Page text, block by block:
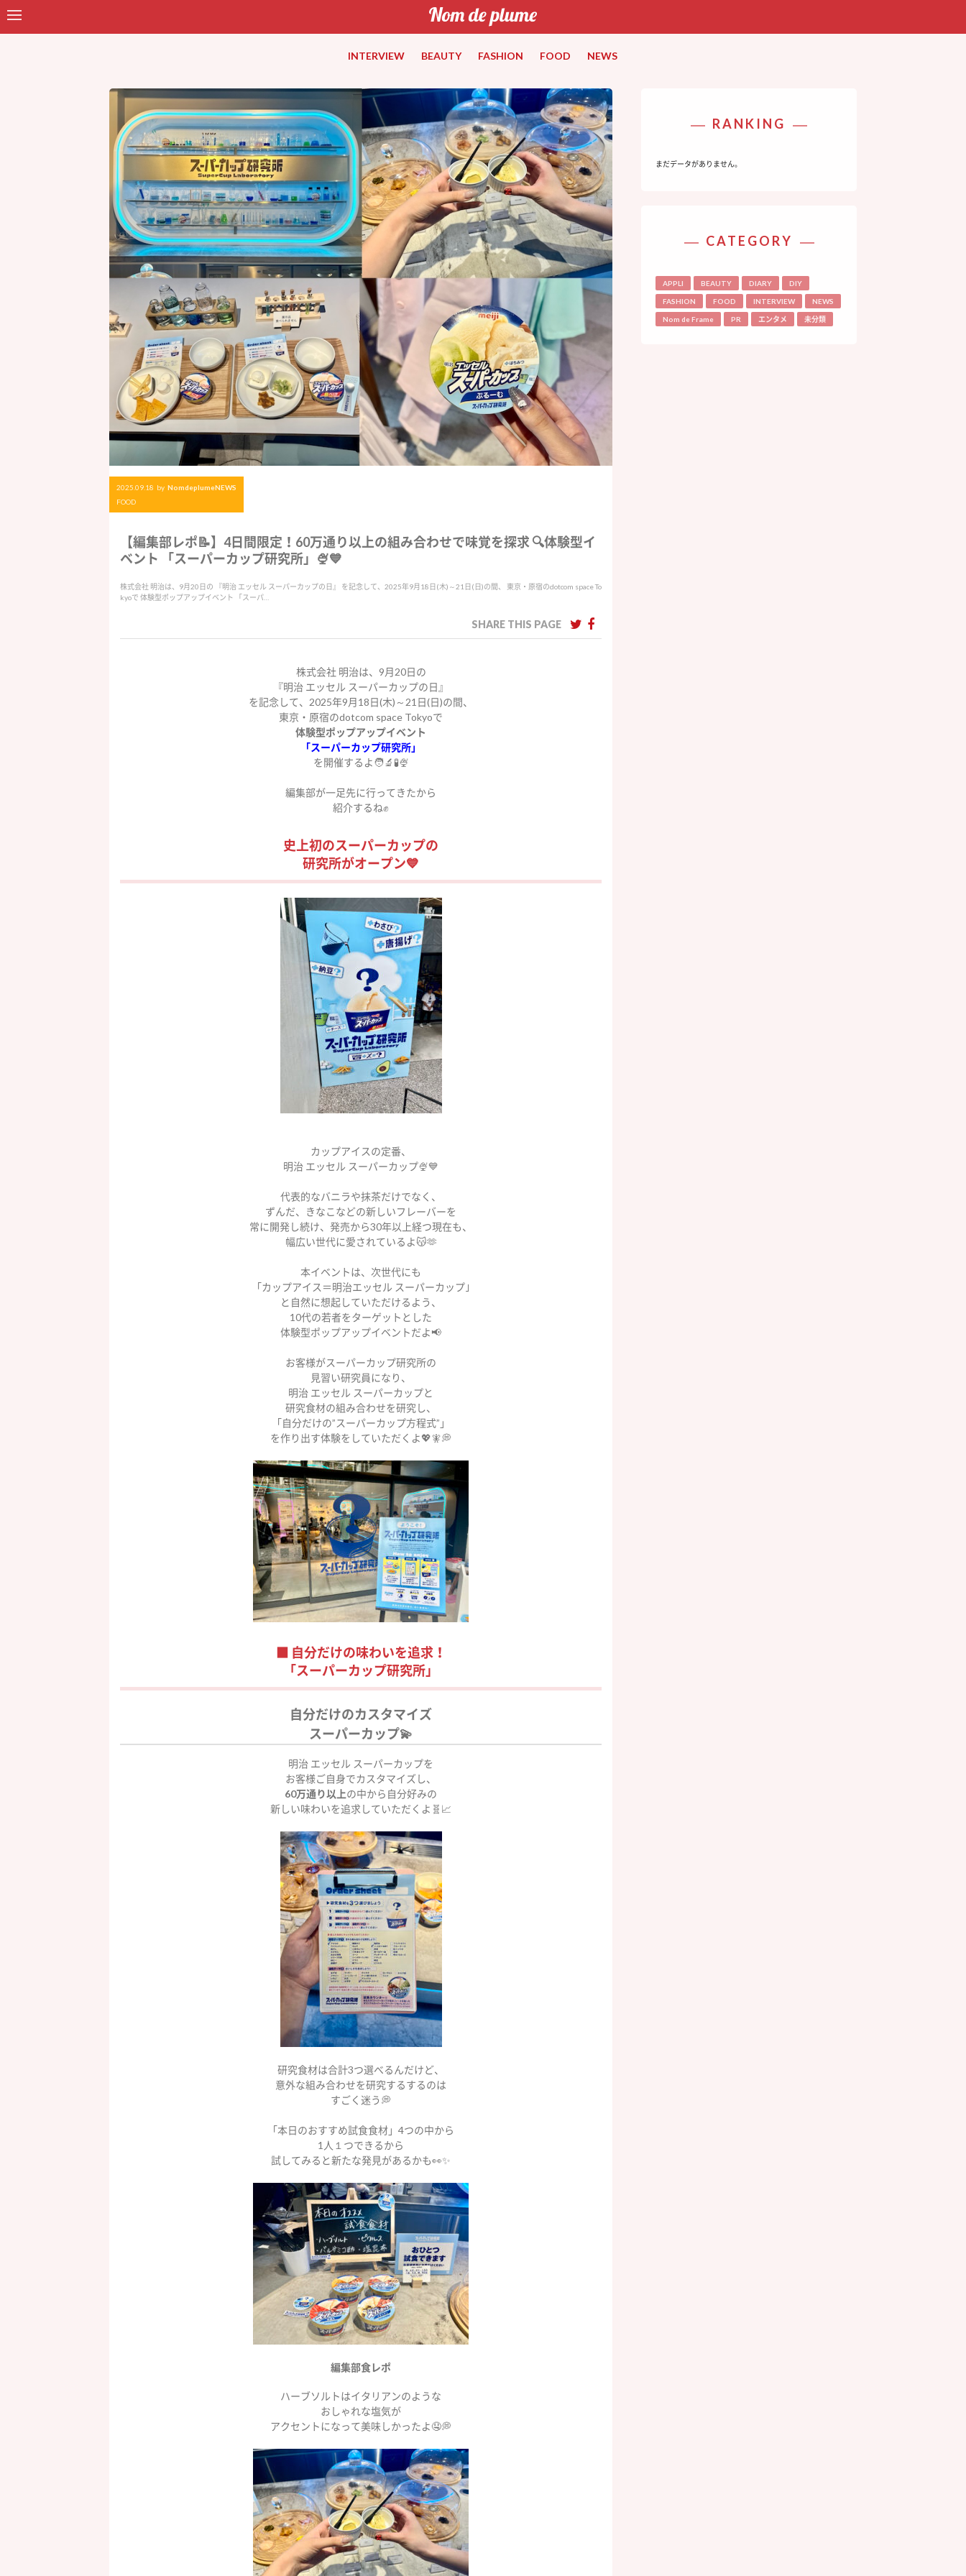
INTERVIEW BEAUTY FASHION FOOD NEWS
2025.09.18 by NomdeplumeNEWS
FOOD
【編集部レポ📝】4日間限定！60万通り以上の組み合わせで味覚を探求 🔍体験型イ
ベント 「スーパーカップ研究所」🍨💙
株式会社 明治は、9月20日の 『明治 エッセル スーパーカップの日』 を記念して、2025年9月18日(木)～21日(日)の間、 東京・原宿のdotcom space To
kyoで 体験型ポップアップイベント 「スーパ…
SHARE THIS PAGE
株式会社 明治は、 9月20日の
『明治 エッセル スーパーカ ップの日 』
を記念して、 2025年9月18日(木) ～ 21 日(日)の間、
東京・原宿のdotcom space Tokyoで
体験型ポップアップイベント
「スーパーカップ研究所」
を開催するよ🧑‍🔬🧪🍨
編集部が一足先に行ってきたから
紹介するね✊
史上初のスーパーカップの
研究所がオープン💙
カップアイスの定番、
明治 エッセル スーパーカップ🍨💙
代表的なバニラや抹茶だけでなく、
ずんだ、きなこなどの新しいフレーバーを
常に開発し続け、発売から30年以上経つ現在も、
幅広い世代に愛されているよ😽🫶
本イベントは、次世代にも
「カップアイス＝明治エッセル スーパーカップ｣
と自然に想起していただけるよう、
10代の若者をターゲットとした
体験型ポップアップイベントだよ📢
お客様がスーパーカップ研究所の
見習い研究員になり、
明治 エッセル スーパーカップと
研究食材の組み合わせを研究し、
「自分だけの”スーパーカップ方程式” 」
を作り出す体験をしていただくよ💖🧚💭
■ 自分だけの味わいを追求！
「スーパーカップ研究所」
自分だけのカスタマイズ
スーパーカップ💫
明治 エッセル スーパーカップを
お客様ご自身でカスタマイズし、
60万通り以上の中から自分好みの
新しい味わいを追求していただくよ🧬📈
研究食材は合計3つ選べるんだけど、
意外な組み合わせを研究するするのは
すごく迷う💭
「本日のおすすめ試食食材」4つの中から
1人１つできるから
試してみると新たな発見があるかも👀✨
編集部食レポ
ハーブソルトはイタリアンのような
おしゃれな塩気が
アクセントになって美味しかったよ🤤💭
RANKING
まだデータがありません。
CATEGORY
APPLI BEAUTY DIARY DIY
FASHION FOOD INTERVIEW NEWS
Nom de Frame PR エンタメ 未分類